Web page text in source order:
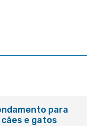
para
e gatos